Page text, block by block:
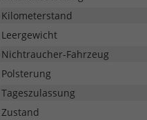
Kilometerstand
Leergewicht
Nichtraucher-Fahrzeug
Polsterung
Tageszulassung
Zustand